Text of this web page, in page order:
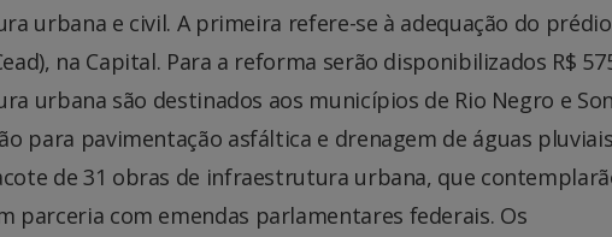
urbana e civil. A primeira refere-se à adequação do
na Capital. Para a reforma serão disponibilizados R$
urbana são destinados aos municípios de Rio Negro e
para pavimentação asfáltica e drenagem de águas
de 31 obras de infraestrutura urbana, que
parceria com emendas parlamentares federais. Os